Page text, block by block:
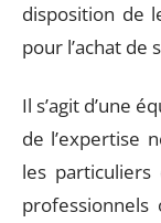
disposition de
pour l’achat de
Il s’agit d’une
de l’expertise
les
professionnels